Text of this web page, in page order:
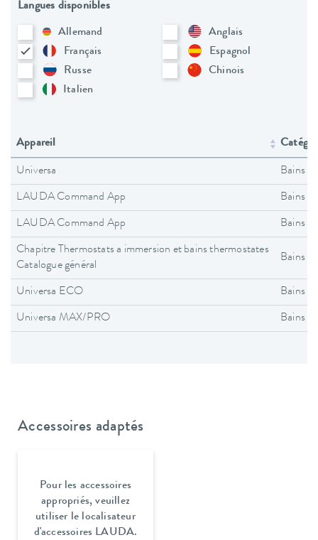
Langues disponibles
Allemand
Anglais
Français
Espagnol
Russe
Chinois
Italien
Appareil
Universa Bains
LAUDA Command App Bains
LAUDA Command App Bains
Chapitre Thermostats a immersion et bains thermostates
Catalogue général
Bains
Universa ECO Bains
Universa MAX/PRO Bains
Accessoires adaptés
Pour les accessoires
appropriés, veuillez
utiliser le localisateur
d'accessoires LAUDA.